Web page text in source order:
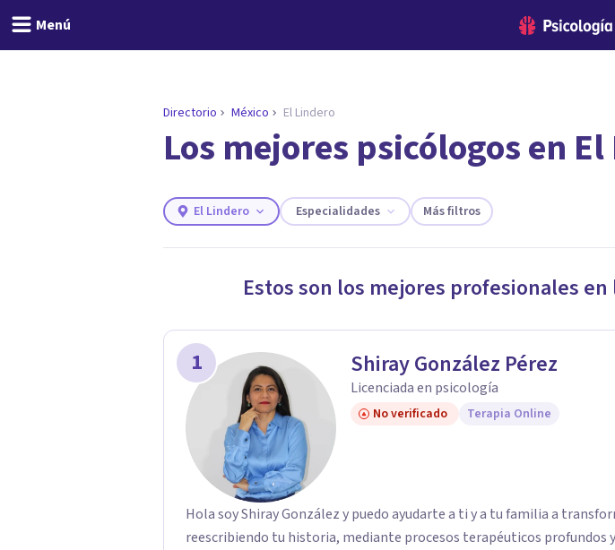
Menú
ENCONTRAR MI TERAPEUTA
¿Necesitas ayuda para encontrar el psicólogo
Responder cuestionario
Directorio México El Lindero
Los mejores psicólogos en
El Lindero Especialidades Más filtros
Estos son los mejores profesionales
1 Shiray González Pérez
Licenciada en psicología
No verificado Terapia Online
Hola soy Shiray González y puedo ayudarte a ti y a tu familia a
reescribiendo tu historia, mediante procesos terapéuticos profundos